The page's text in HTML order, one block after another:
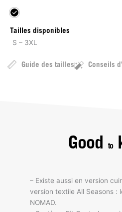
Tailles disponibles
S – 3XL
Guide des tailles Conseils
Good to
– Existe aussi en version
version textile All Seasons :
NOMAD.